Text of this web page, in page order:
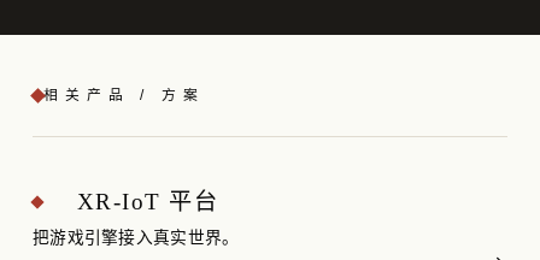
相关产品 / 方案
XR-IoT 平台
把游戏引擎接入真实世界。